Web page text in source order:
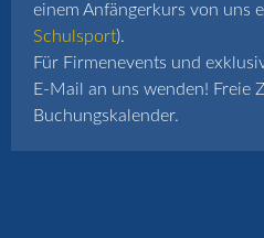
einem Anfängerkurs von uns
Schulsport).
Für Firmenevents und
E-Mail an uns wenden! Freie
Buchungskalender.